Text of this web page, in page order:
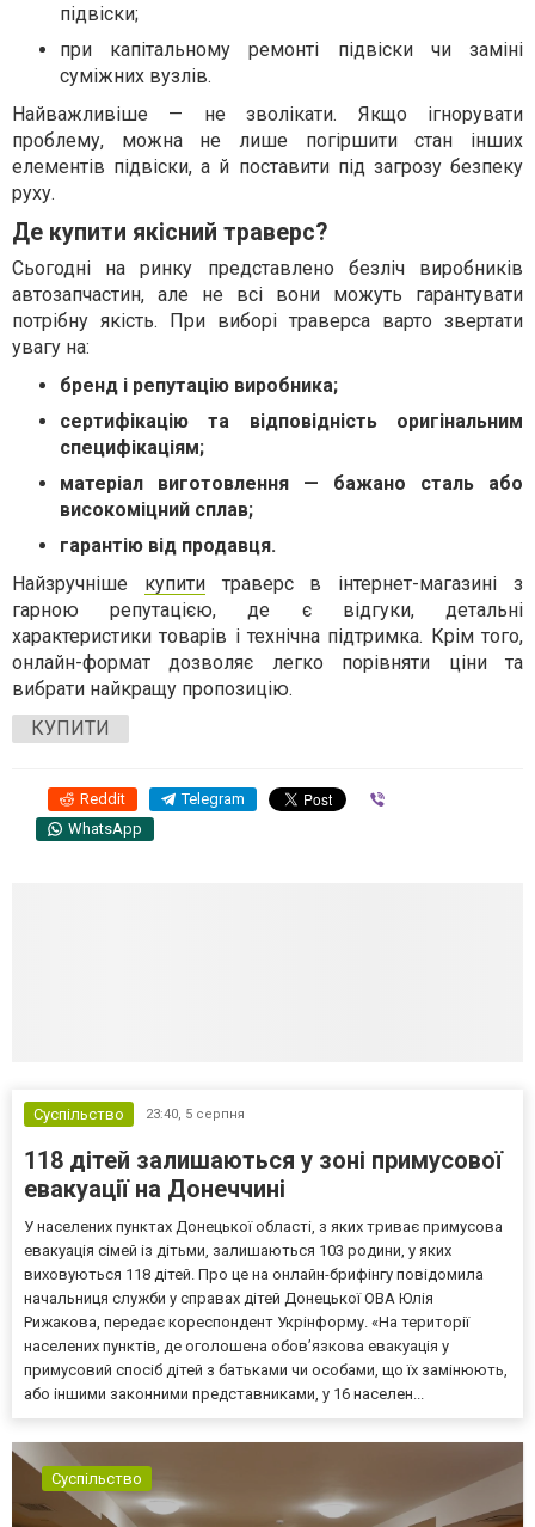
підвіски;
при капітальному ремонті підвіски чи заміні
суміжних вузлів.
Найважливіше — не зволікати. Якщо ігнорувати
проблему, можна не лише погіршити стан інших
елементів підвіски, а й поставити під загрозу безпеку
руху.
Де купити якісний траверс?
Сьогодні на ринку представлено безліч виробників
автозапчастин, але не всі вони можуть гарантувати
потрібну якість. При виборі траверса варто звертати
увагу на:
бренд і репутацію виробника;
сертифікацію та відповідність оригінальним
специфікаціям;
матеріал виготовлення — бажано сталь або
високоміцний сплав;
гарантію від продавця.
Найзручніше купититраверс в інтернет-магазині з
гарною репутацією, де є відгуки, детальні
характеристики товарів і технічна підтримка. Крім того,
онлайн-формат дозволяє легко порівняти ціни та
вибрати найкращу пропозицію.
КУПИТИ
Reddit Telegram
WhatsApp
Суспільство 23:40, 5 серпня
118 дітей залишаються у зоні примусової
евакуації на Донеччині
У населених пунктах Донецької області, з яких триває примусова
евакуація сімей із дітьми, залишаються 103 родини, у яких
виховуються 118 дітей. Про це на онлайн-брифінгу повідомила
начальниця служби у справах дітей Донецької ОВА Юлія
Рижакова, передає кореспондент Укрінформу. «На території
населених пунктів, де оголошена обов’язкова евакуація у
примусовий спосіб дітей з батьками чи особами, що їх замінюють,
або іншими законними представниками, у 16 населен...
Суспільство